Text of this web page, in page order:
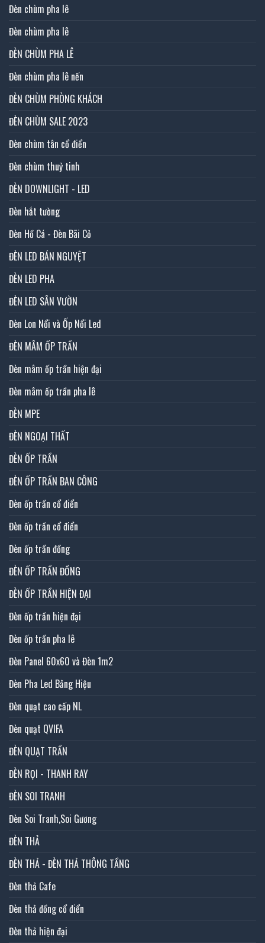
Đèn chùm pha lê
Đèn chùm pha lê
ĐÈN CHÙM PHA LÊ
Đèn chùm pha lê nến
ĐÈN CHÙM PHÒNG KHÁCH
ĐÈN CHÙM SALE 2023
Đèn chùm tân cổ điển
Đèn chùm thuỷ tinh
ĐÈN DOWNLIGHT - LED
Đèn hắt tường
Đèn Hồ Cá - Đèn Bãi Cỏ
ĐÈN LED BÁN NGUYỆT
ĐÈN LED PHA
ĐÈN LED SÂN VƯỜN
Đèn Lon Nổi và Ốp Nổi Led
ĐÈN MÂM ỐP TRẦN
Đèn mâm ốp trần hiện đại
Đèn mâm ốp trần pha lê
ĐÈN MPE
ĐÈN NGOẠI THẤT
ĐÈN ỐP TRẦN
ĐÈN ỐP TRẦN BAN CÔNG
Đèn ốp trần cổ điển
Đèn ốp trần cổ điển
Đèn ốp trần đồng
ĐÈN ỐP TRẦN ĐỒNG
ĐÈN ỐP TRẦN HIỆN ĐẠI
Đèn ốp trần hiện đại
Đèn ốp trần pha lê
Đèn Panel 60x60 và Đèn 1m2
Đèn Pha Led Bảng Hiệu
Đèn quạt cao cấp NL
Đèn quạt QVIFA
ĐÈN QUẠT TRẦN
ĐÈN RỌI - THANH RAY
ĐÈN SOI TRANH
Đèn Soi Tranh,Soi Gương
ĐÈN THẢ
ĐÈN THẢ - ĐÈN THẢ THÔNG TẦNG
Đèn thả Cafe
Đèn thả đồng cổ điển
Đèn thả hiện đại